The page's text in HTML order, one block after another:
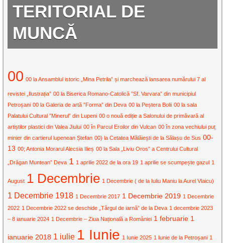
TERITORIAL DE
MUNCĂ
00 00 la Ansamblul istoric „Mina Petrila” și marchează lansarea numărului 7 al
revistei „Ilustrația” 00 la Biserica Romano-Catolică ”Sf. Varvara” din municipiul
Petroșani 00 la Galeria de artă ”Forma” din Deva 00 la Peștera Bolii 00 la sala
Palatului Cultural ”Minerul” din Lupeni 00 o nouă ediție a Salonului de primăvară al
artiștilor plastici din Valea Jiului 00 în Parcul Eroilor din Vulcan 00 în zona vechiului puț
minier din cartierul lupenean Ștefan 00) la Cetatea Mălăiești de la Sălașu de Sus 00-
13 00; Antonia Morarul Alecsia Ilieș 00 la Sala „Liviu Oros” a Centrului Cultural
„Drăgan Muntean” Deva 1 1 aprilie 2022 de la ora 19 1 aprilie se scumpește gazul 1
August 1 Decembrie 1 Decembrie ( de la Iuliu Maniu la Aurel Vlaicu)
1 Decembrie 1918 1 Decembrie 2017 1 Decembrie 2019 1 Decembrie
2022 1 Decembrie 2022 se deschide „Târgul de iarnă” de la Deva 1 decembrie 2023
– 8 ianuarie 2024 1 Decembrie – Ziua Națională a României 1 februarie 1
ianuarie 2018 1 iulie 1 Iunie 1 Iunie 2025 1 Iunie de la Petroșani 1